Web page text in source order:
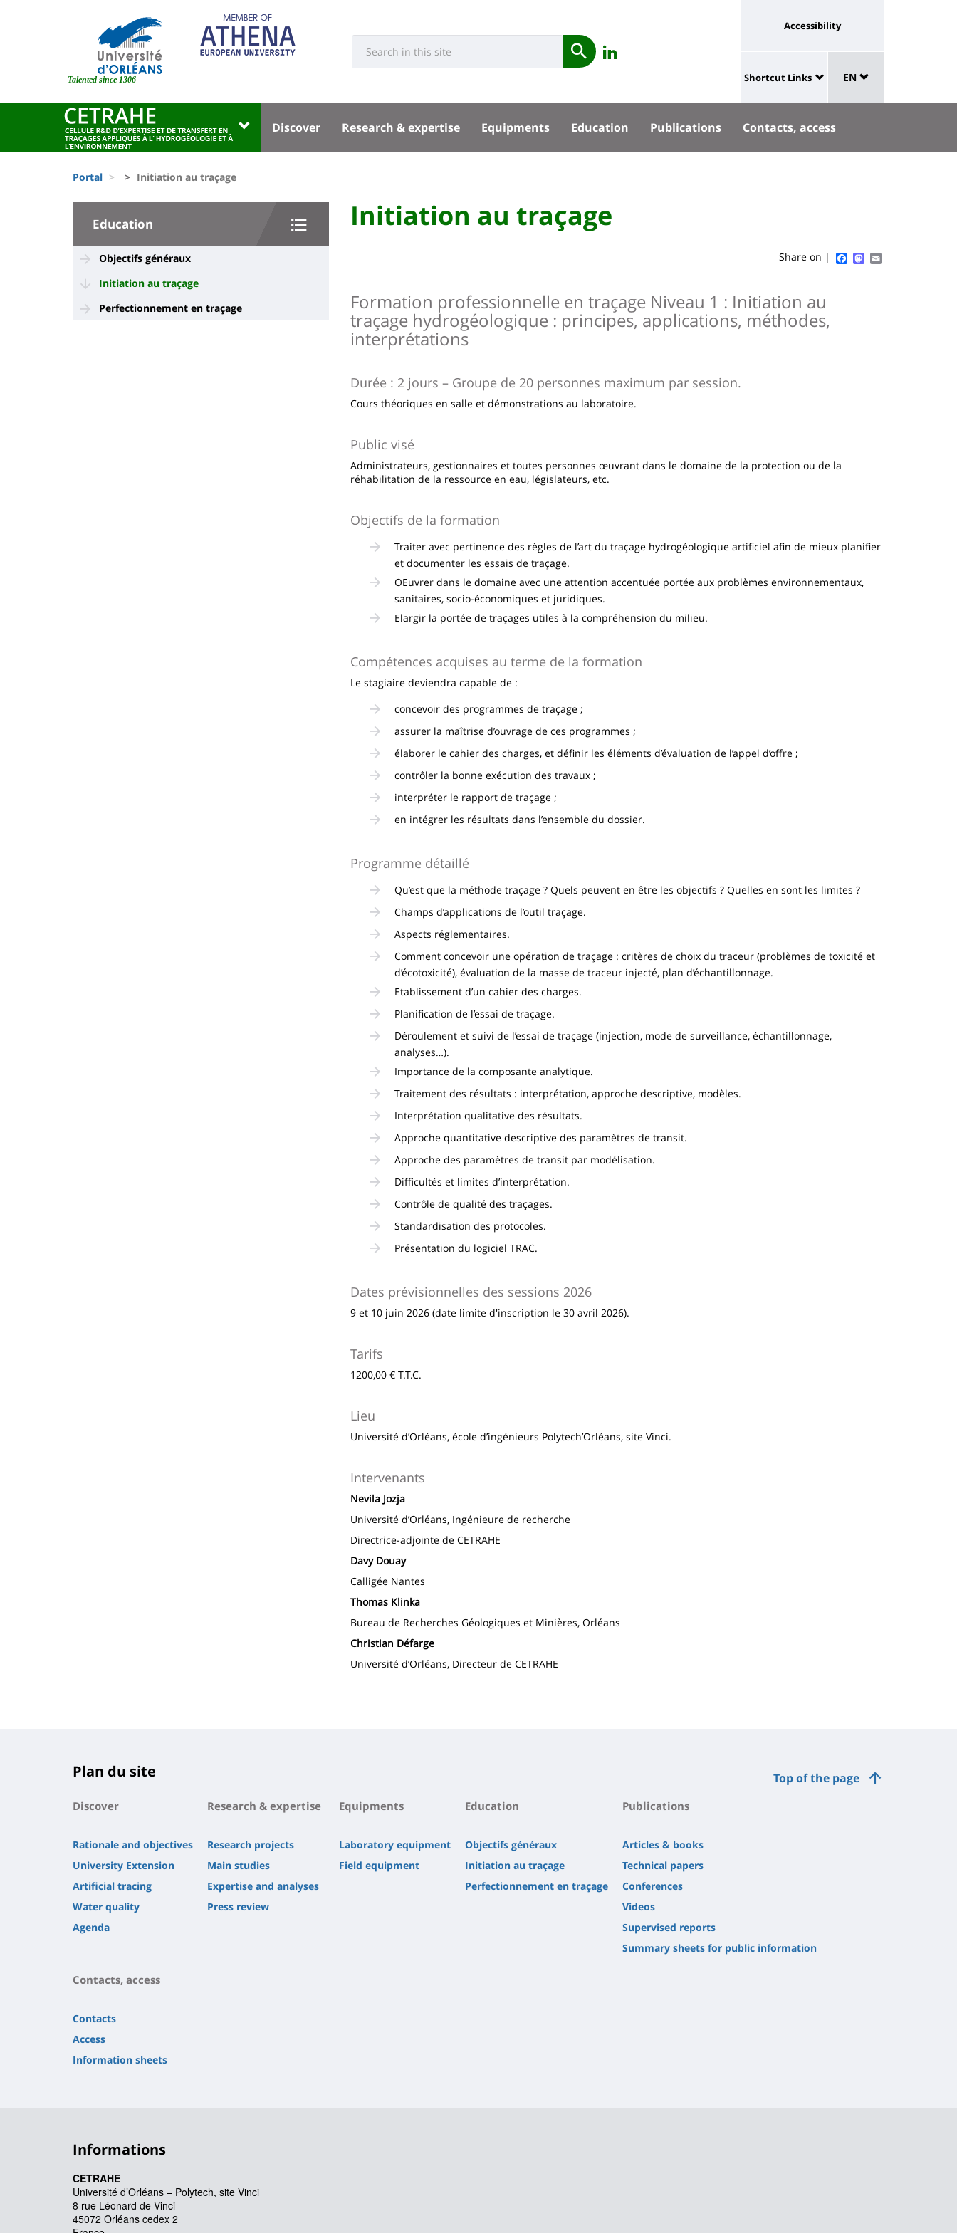
Site
Talented since 1306
Université
Submit
Réseaux
sociaux
Université
lien
vers
page
accessibilité
Accessibility
University
:
Shortcut
Links
Shortcut Links de
langue
EN
Université
:
Block
liste
des
composantes
Menu
Discover Research & expertise Equipments Education Publications Contacts, access
d'Ariane
Portal Initiation au traçage
University
Sidebar
Education
Objectifs généraux
Initiation au traçage
Perfectionnement en traçage
University
Titre
Initiation au traçage
Share on | Facebook
Mastodon
Email
Contenu
de
la
principale
Formation professionnelle en traçage Niveau 1 : Initiation au
traçage hydrogéologique : principes, applications, méthodes,
interprétations
Durée : 2 jours – Groupe de 20 personnes maximum par session.
Cours théoriques en salle et démonstrations au laboratoire.
Public visé
Administrateurs, gestionnaires et toutes personnes œuvrant dans le domaine de la protection ou de la
réhabilitation de la ressource en eau, législateurs, etc.
Objectifs de la formation
Traiter avec pertinence des règles de l’art du traçage hydrogéologique artificiel afin de mieux planifier
et documenter les essais de traçage.
OEuvrer dans le domaine avec une attention accentuée portée aux problèmes environnementaux,
sanitaires, socio-économiques et juridiques.
Elargir la portée de traçages utiles à la compréhension du milieu.
Compétences acquises au terme de la formation
Le stagiaire deviendra capable de :
concevoir des programmes de traçage ;
assurer la maîtrise d’ouvrage de ces programmes ;
élaborer le cahier des charges, et définir les éléments d’évaluation de l’appel d’offre ;
contrôler la bonne exécution des travaux ;
interpréter le rapport de traçage ;
en intégrer les résultats dans l’ensemble du dossier.
Programme détaillé
Qu’est que la méthode traçage ? Quels peuvent en être les objectifs ? Quelles en sont les limites ?
Champs d’applications de l’outil traçage.
Aspects réglementaires.
Comment concevoir une opération de traçage : critères de choix du traceur (problèmes de toxicité et
d’écotoxicité), évaluation de la masse de traceur injecté, plan d’échantillonnage.
Etablissement d’un cahier des charges.
Planification de l’essai de traçage.
Déroulement et suivi de l’essai de traçage (injection, mode de surveillance, échantillonnage,
analyses…).
Importance de la composante analytique.
Traitement des résultats : interprétation, approche descriptive, modèles.
Interprétation qualitative des résultats.
Approche quantitative descriptive des paramètres de transit.
Approche des paramètres de transit par modélisation.
Difficultés et limites d’interprétation.
Contrôle de qualité des traçages.
Standardisation des protocoles.
Présentation du logiciel TRAC.
Dates prévisionnelles des sessions 2026
9 et 10 juin 2026 (date limite d'inscription le 30 avril 2026).
Tarifs
1200,00 € T.T.C.
Lieu
Université d’Orléans, école d’ingénieurs Polytech’Orléans, site Vinci.
Intervenants
Nevila Jozja
Université d’Orléans, Ingénieure de recherche
Directrice-adjointe de CETRAHE
Davy Douay
Calligée Nantes
Thomas Klinka
Bureau de Recherches Géologiques et Minières, Orléans
Christian Défarge
Université d’Orléans, Directeur de CETRAHE
Top of the page
Plan du site
Discover
Rationale and objectives
University Extension
Artificial tracing
Water quality
Agenda
Research & expertise
Research projects
Main studies
Expertise and analyses
Press review
Equipments
Laboratory equipment
Field equipment
Education
Objectifs généraux
Initiation au traçage
Perfectionnement en traçage
Publications
Articles & books
Technical papers
Conferences
Videos
Supervised reports
Summary sheets for public information
Contacts, access
Contacts
Access
Information sheets
Informations
CETRAHE
Université d’Orléans – Polytech, site Vinci
8 rue Léonard de Vinci
45072 Orléans cedex 2